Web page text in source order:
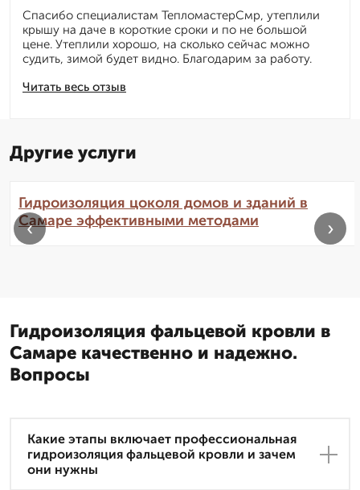
Читать весь отзыв
Спасибо специалистам ТепломастерСмр, утеплили
крышу на даче в короткие сроки и по не большой
цене. Утеплили хорошо, на сколько сейчас можно
судить, зимой будет видно. Благодарим за работу.
Другие услуги
Гидроизоляция цоколя домов и зданий в
Самаре эффективными методами
‹ ›
Гидроизоляция фальцевой кровли в
Самаре качественно и надежно.
Вопросы
Какие этапы включает профессиональная
гидроизоляция фальцевой кровли и зачем
они нужны